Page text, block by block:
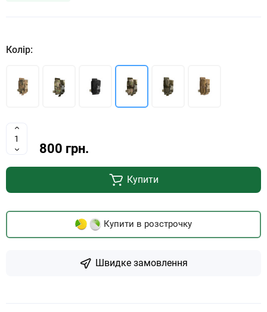
Колір:
800 грн.
Купити
Купити в розстрочку
Швидке замовлення